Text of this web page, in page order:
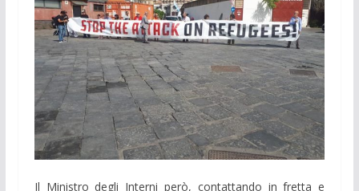
Il Ministro degli Interni però, contattando in fretta e